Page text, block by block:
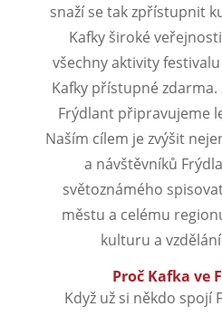
snaží se tak zpřístupnit
Kafky široké
všechny aktivity
Kafky přístupné
Frýdlant připravujeme
Naším cílem je zvýšit
a návštěvníků
světoznámého
městu a celému
kulturu a
Proč Kafka ve
Když už si někdo spojí